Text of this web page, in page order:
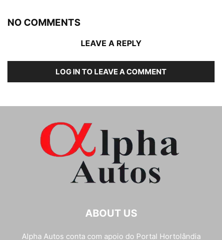
NO COMMENTS
LEAVE A REPLY
LOG IN TO LEAVE A COMMENT
ABOUT US
Alpha Autos conta com apoio do Portal Hortolândia